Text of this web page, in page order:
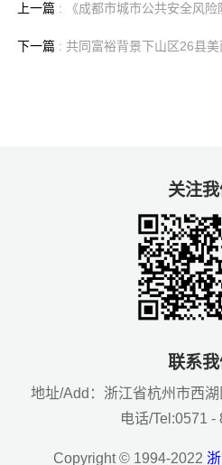
上一篇 : 《成都市城市公共安全风险防控暨应急管理规
下一篇 : 共同富裕背景下山区26县
关注我
联系我
地址/Add：浙江省杭州市西
电话/Tel:0571 -
Copyright © 1994-2022